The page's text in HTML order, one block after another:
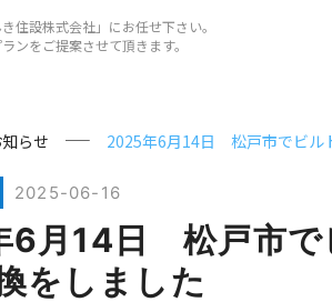
住設株式会社」にお任せ下さい。
ンをご提案させて頂きます。
らせ 2025年6月14日 松戸市でビル
2025-06-16
月14日 松戸市で
をしました